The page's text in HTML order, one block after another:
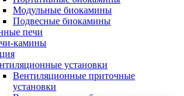
Модульные биокамины
Подвесные биокамины
печи
камины
установки
Вентиляционные приточные
установки